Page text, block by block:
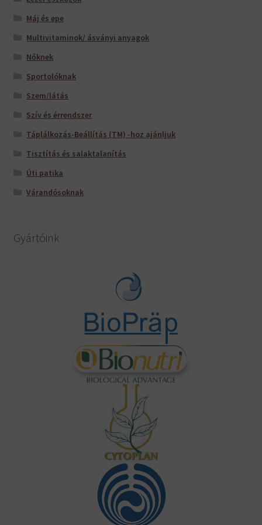
Máj és epe
Multivitaminok/ ásványi anyagok
Nőknek
Sportolóknak
Szem/látás
Szív és érrendszer
Táplálkozás-Beállítás (TM) -hoz ajánljuk
Tisztítás és salaktalanítás
Úti patika
Várandósoknak
Gyártóink